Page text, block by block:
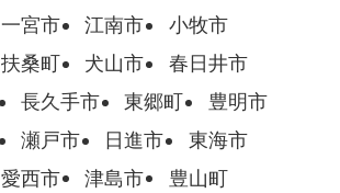
一宮市 江南市
小牧市
扶桑町 犬山市
春日井市
長久手市 東郷町
豊明市
瀬戸市 日進市
東海市
愛西市 津島市
豊山町